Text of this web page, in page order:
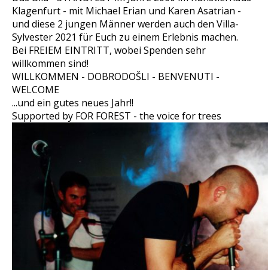
Klagenfurt - mit Michael Erian und Karen Asatrian -
und diese 2 jungen Männer werden auch den Villa-
Sylvester 2021 für Euch zu einem Erlebnis machen.
Bei FREIEM EINTRITT, wobei Spenden sehr
willkommen sind!
WILLKOMMEN - DOBRODOŠLI - BENVENUTI -
WELCOME
...und ein gutes neues Jahr!!
Supported by FOR FOREST - the voice for trees